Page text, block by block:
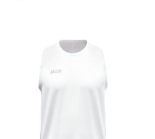
Stanno keeperskleding